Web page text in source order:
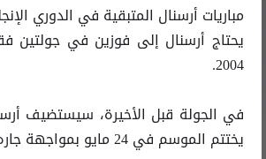
مباريات أرسنال المتبقية في الدوري
يحتاج أرسنال إلى فوزين في جولتين
2004.
يختتم الموسم في 24 مايو بمواجهة جاره كريستال بالاس على ملعب "سيلهرست بارك".